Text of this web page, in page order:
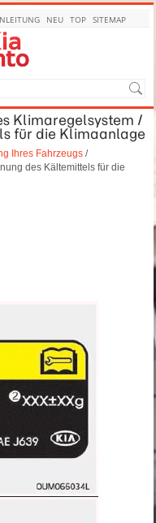
NEU TOP SITEMAP
Klimaregelsystem /
für die Klimaanlage
Ihres Fahrzeugs /
des Kältemittels für die